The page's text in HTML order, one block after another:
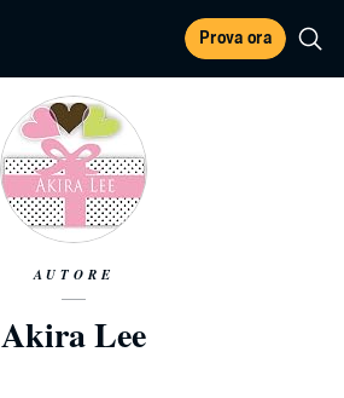
Prova ora
AUTORE
Akira Lee